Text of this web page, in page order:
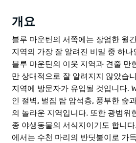
개요
블루 마운틴의 서쪽에는 장엄한 월
지역의 가장 잘 알려진 비밀 중 하나
블루 마운틴의 이웃 지역과 견줄 만
만 상대적으로 잘 알려지지 않았습
지역에 방문자가 유입될 것입니다.
인 절벽, 벌집 탑 암석층, 풍부한 숲
의 놀라운 지역입니다. 또한 광범위
종 야생동물의 서식지이기도 합니
에서는 수천 마리의 반딧불이로 가